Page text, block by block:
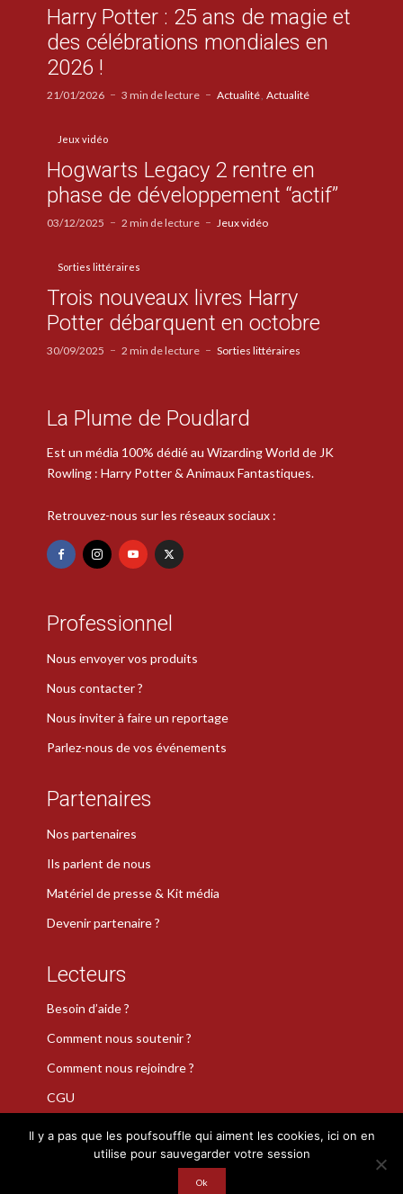
Harry Potter : 25 ans de magie et
des célébrations mondiales en
2026 !
21/01/2026 3 min de lecture Actualité Actualité
Jeux vidéo
Hogwarts Legacy 2 rentre en
phase de développement “actif”
03/12/2025 2 min de lecture Jeux vidéo
Sorties littéraires
Trois nouveaux livres Harry
Potter débarquent en octobre
30/09/2025 2 min de lecture Sorties littéraires
La Plume de Poudlard
Est un média 100% dédié au Wizarding World de JK
Rowling : Harry Potter & Animaux Fantastiques.
Retrouvez-nous sur les réseaux sociaux :
Professionnel
Nous envoyer vos produits
Nous contacter ?
Nous inviter à faire un reportage
Parlez-nous de vos événements
Partenaires
Nos partenaires
Ils parlent de nous
Matériel de presse & Kit média
Devenir partenaire ?
Lecteurs
Besoin d’aide ?
Comment nous soutenir ?
Comment nous rejoindre ?
CGU
La Plume de Poudlard est une marque déposée · Copyright 2026
· Tous droits réservés
Il y a pas que les poufsouffle qui aiment les cookies, ici on en
utilise pour sauvegarder votre session
Ok